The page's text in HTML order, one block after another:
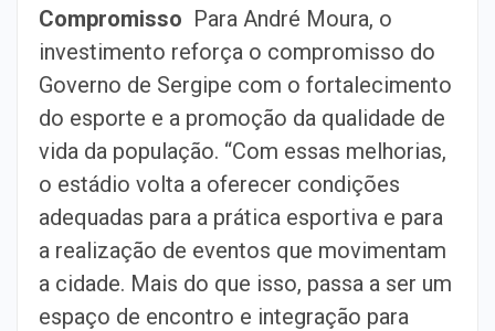
Compromisso Para André Moura, o
investimento reforça o compromisso do
Governo de Sergipe com o fortalecimento
do esporte e a promoção da qualidade de
vida da população. “Com essas melhorias,
o estádio volta a oferecer condições
adequadas para a prática esportiva e para
a realização de eventos que movimentam
a cidade. Mais do que isso, passa a ser um
espaço de encontro e integração para